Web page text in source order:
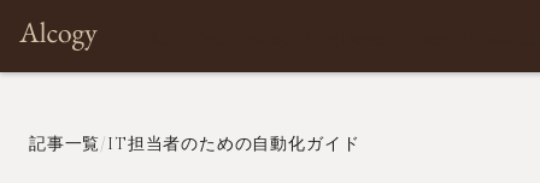
記事一覧/IT担当者のための自動化ガイド